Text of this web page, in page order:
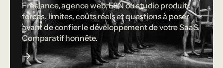
Freelance, agence web, ESN ou studio produit :
forces, limites, coûts réels et questions à poser
avant de confier le développement de votre SaaS.
Comparatif honnête.